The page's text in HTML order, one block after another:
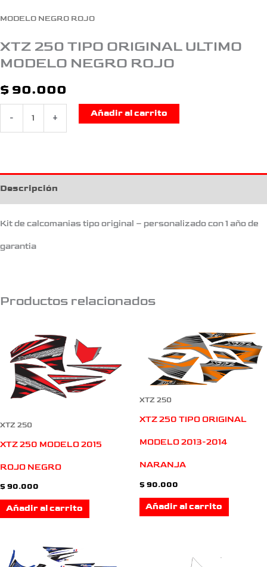
MODELO NEGRO ROJO
XTZ 250 TIPO ORIGINAL ULTIMO
MODELO NEGRO ROJO
$ 90.000
- +
Añadir al carrito
Descripción
Kit de calcomanias tipo original – personalizado con 1 año de
garantia
Productos relacionados
XTZ 250
XTZ 250 MODELO 2015
ROJO NEGRO
$ 90.000
Añadir al carrito
XTZ 250
XTZ 250 TIPO ORIGINAL
MODELO 2013-2014
NARANJA
$ 90.000
Añadir al carrito